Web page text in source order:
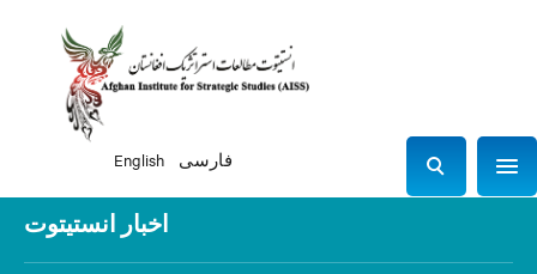
English فارسی
S
e
r
اخبار انستیتوت